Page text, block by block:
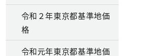
令和２年東京都基準地価
格
令和元年東京都基準地価